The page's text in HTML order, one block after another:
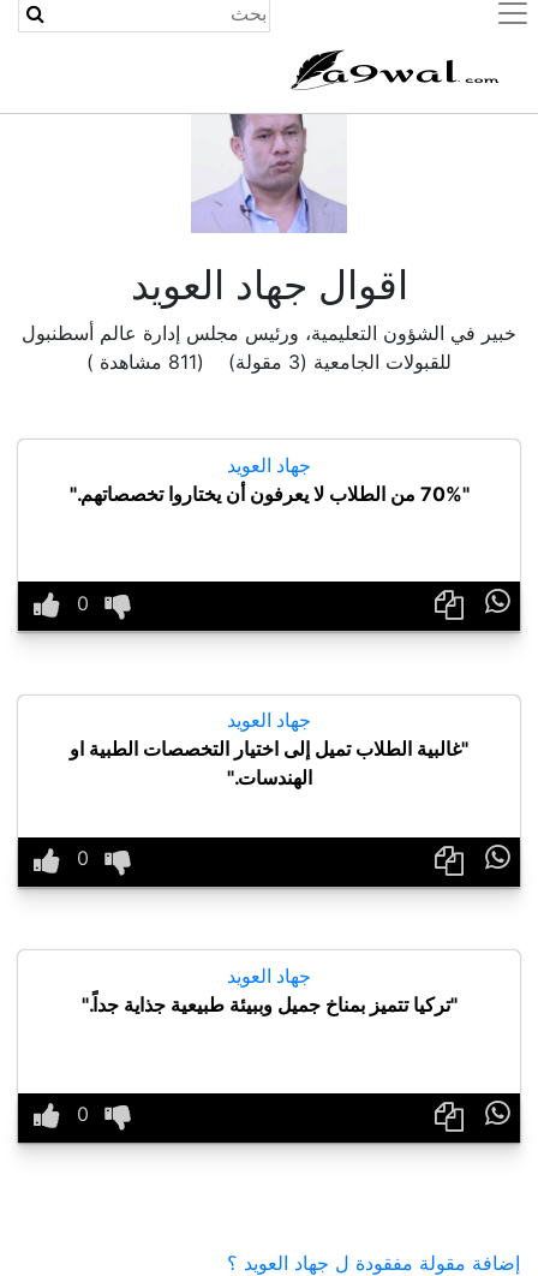
(current)
اقوال جهاد العويد
خبير في الشؤون التعليمية، ورئيس مجلس إدارة عالم أسطنبول
للقبولات الجامعية (3 مقولة) (811 مشاهدة )
جهاد العويد
"70% من الطلاب لا يعرفون أن يختاروا تخصصاتهم."

جهاد العويد
"غالبية الطلاب تميل إلى اختيار التخصصات الطبية او
الهندسات."

جهاد العويد
"تركيا تتميز بمناخ جميل وببيئة طبيعية جذاية جداً."

إضافة مقولة مفقودة ل جهاد العويد ؟